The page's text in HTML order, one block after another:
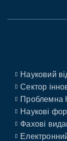
Науковий
Сектор
Проблемна
Наукові
Фахові